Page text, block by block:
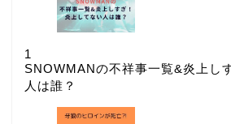
1
SNOWMANの不祥事一覧&炎上し
人は誰？